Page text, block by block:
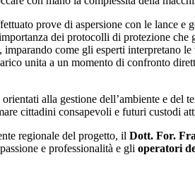
prove di aspersione con le lance
dei protocolli di protezione
imparando come gli esperti interpretano
unita a un momento di confronto
alla gestione dell’ambiente e
cittadini consapevoli e futuri custodi
regionale del progetto, il Dott. For.
e professionalità e gli operatori